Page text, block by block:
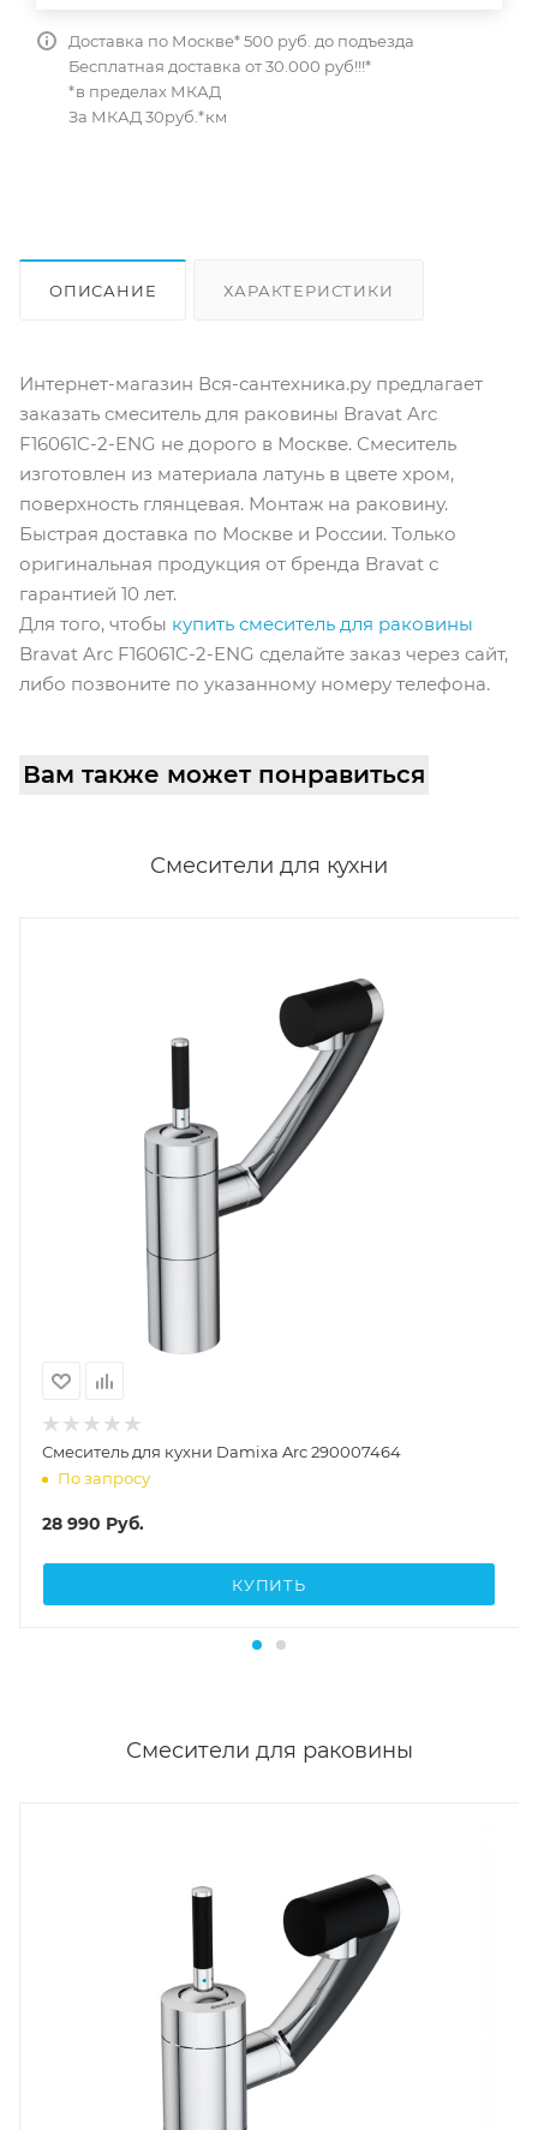
Доставка по Москве* 500 руб. до подъезда
Бесплатная доставка от 30.000 руб!!!*
*в пределах МКАД
За МКАД 30руб.*км
ОПИСАНИЕ ХАРАКТЕРИСТИКИ
Интернет-магазин Вся-сантехника.ру предлагает
заказать смеситель для раковины Bravat Arc
F16061C-2-ENG не дорого в Москве. Смеситель
изготовлен из материала латунь в цвете хром,
поверхность глянцевая. Монтаж на раковину.
Быстрая доставка по Москве и России. Только
оригинальная продукция от бренда Bravat с
гарантией 10 лет.
Для того, чтобы купить смеситель для раковины
Bravat Arc F16061C-2-ENG сделайте заказ через сайт,
либо позвоните по указанному номеру телефона.
Вам также может понравиться
Смесители для кухни
Смеситель для кухни Damixa Arc 290007464
По запросу
28 990 Руб.
КУПИТЬ
Смесители для раковины